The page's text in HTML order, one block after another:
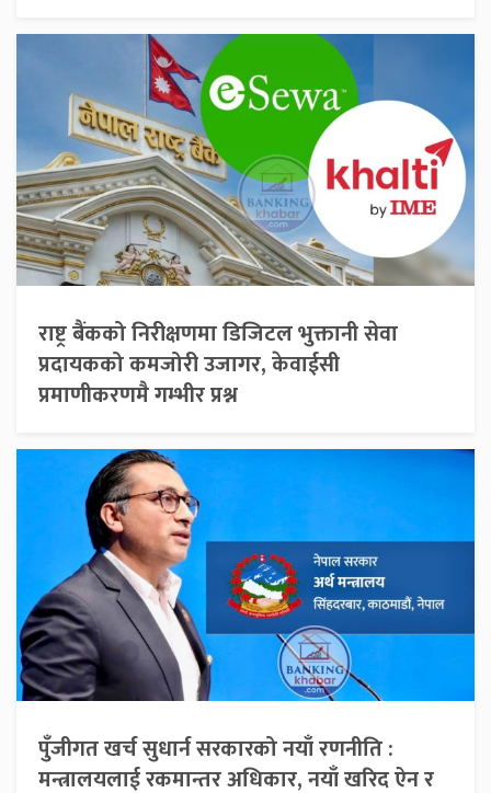
राष्ट्र बैंकको निरीक्षणमा डिजिटल भुक्तानी सेवा
प्रदायकको कमजोरी उजागर, केवाईसी
प्रमाणीकरणमै गम्भीर प्रश्न
पुँजीगत खर्च सुधार्न सरकारको नयाँ रणनीति :
मन्त्रालयलाई रकमान्तर अधिकार, नयाँ खरिद ऐन र